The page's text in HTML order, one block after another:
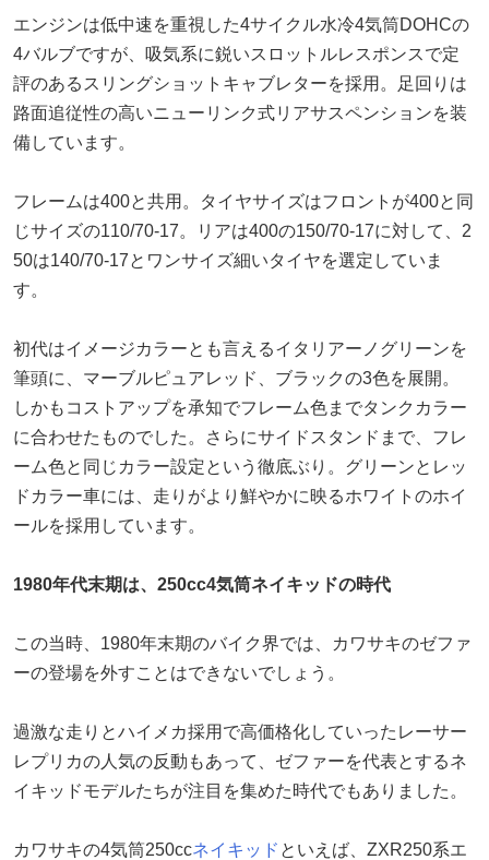
エンジンは低中速を重視した4サイクル水冷4気筒DOHCの
4バルブですが、吸気系に鋭いスロットルレスポンスで定
評のあるスリングショットキャブレターを採用。足回りは
路面追従性の高いニューリンク式リアサスペンションを装
備しています。
フレームは400と共用。タイヤサイズはフロントが400と同
じサイズの110/70-17。リアは400の150/70-17に対して、2
50は140/70-17とワンサイズ細いタイヤを選定していま
す。
初代はイメージカラーとも言えるイタリアーノグリーンを
筆頭に、マーブルピュアレッド、ブラックの3色を展開。
しかもコストアップを承知でフレーム色までタンクカラー
に合わせたものでした。さらにサイドスタンドまで、フレ
ーム色と同じカラー設定という徹底ぶり。グリーンとレッ
ドカラー車には、走りがより鮮やかに映るホワイトのホイ
ールを採用しています。
1980年代末期は、250cc4気筒ネイキッドの時代
この当時、1980年末期のバイク界では、カワサキのゼファ
ーの登場を外すことはできないでしょう。
過激な走りとハイメカ採用で高価格化していったレーサー
レプリカの人気の反動もあって、ゼファーを代表とするネ
イキッドモデルたちが注目を集めた時代でもありました。
カワサキの4気筒250ccネイキッド といえば、ZXR250系エ